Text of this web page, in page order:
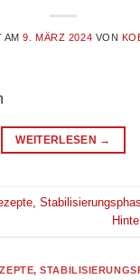
AM9. MÄRZ 2024 VON
WEITERLESEN →
,